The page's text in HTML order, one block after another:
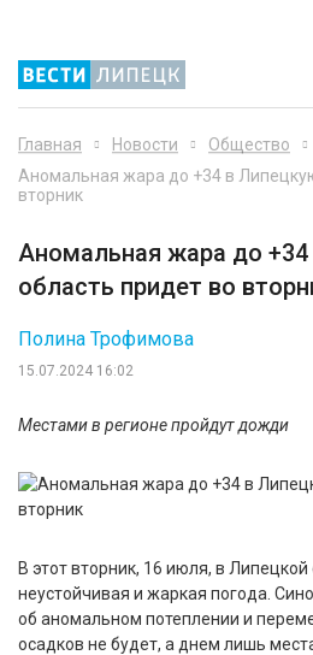
Главная Новости
Общество
Аномальная жара до +34 в
вторник
Аномальная жара до
область придет во
15.07.2024 16:02
Полина Трофимова
Местами в регионе пройдут дожди
В этот вторник, 16 июля, в Липецкой
неустойчивая и жаркая погода.
об аномальном потеплении и
осадков не будет, а днем лишь